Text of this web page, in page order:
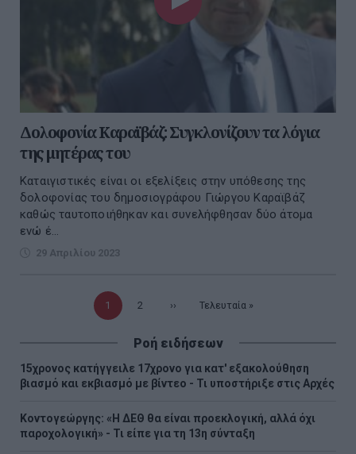
Δολοφονία Καραϊβάζ: Συγκλονίζουν τα λόγια
της μητέρας του
Καταιγιστικές είναι οι εξελίξεις στην υπόθεσης της
δολοφονίας του δημοσιογράφου Γιώργου Καραϊβάζ
καθώς ταυτοποιήθηκαν και συνελήφθησαν δύο άτομα
ενώ έ...
29 Απριλίου 2023
Τρέχουσα
1 Σελίδα
2 Επόμενη
›› Τελευταία
Τελευταία »
Ροή ειδήσεων
15χρονος κατήγγειλε 17χρονο για κατ' εξακολούθηση
βιασμό και εκβιασμό με βίντεο - Τι υποστήριξε στις Αρχές
Κοντογεώργης: «Η ΔΕΘ θα είναι προεκλογική, αλλά όχι
παροχολογική» - Τι είπε για τη 13η σύνταξη